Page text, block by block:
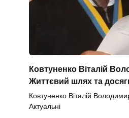
Ковтуненко Віталій
Життєвий шлях та
Ковтуненко Віталій
Актуальні